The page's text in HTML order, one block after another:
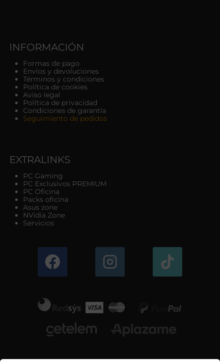
INFORMACIÓN
Formas de pago
Envíos y devoluciones
Términos y condiciones
Política de cookies
Aviso legal
Política de privacidad
Condiciones de garantía
Seguimiento de pedidos
EXTRALINKS
PC Gaming
PC Exclusivos PREMIUM
PC Oficina
Packs oficina
Asus zone
NVidia Zone
Servicios